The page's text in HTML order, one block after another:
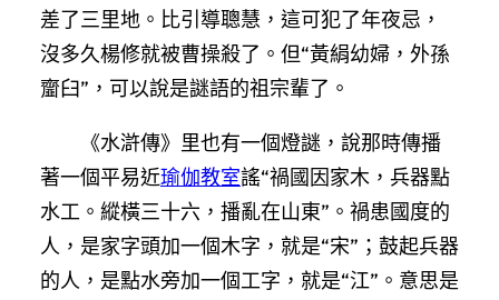
差了三里地。比引導聰慧，這可犯了年夜忌，
沒多久楊修就被曹操殺了。但“黃絹幼婦，外孫
齏臼”，可以說是謎語的祖宗輩了。
《水滸傳》里也有一個燈謎，說那時傳播
著一個平易近瑜伽教室謠“禍國因家木，兵器點
水工。縱橫三十六，播亂在山東”。禍患國度的
人，是家字頭加一個木字，就是“宋”；鼓起兵器
的人，是點水旁加一個工字，就是“江”。意思是